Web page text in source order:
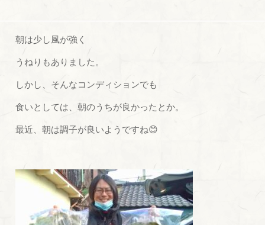
朝は少し風が強く
うねりもありました。
しかし、そんなコンディションでも
食いとしては、朝のうちが良かったとか。
最近、朝は調子が良いようですね😊